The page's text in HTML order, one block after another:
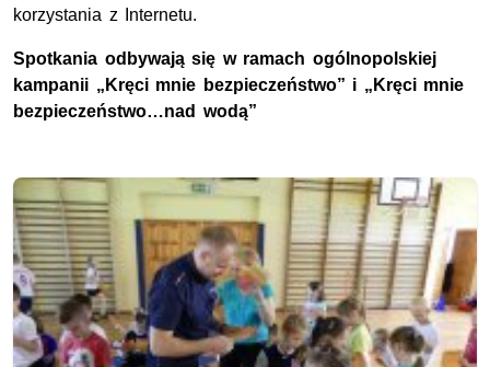
korzystania z Internetu.
Spotkania odbywają się w ramach ogólnopolskiej
kampanii „Kręci mnie bezpieczeństwo” i „Kręci mnie
bezpieczeństwo…nad wodą”